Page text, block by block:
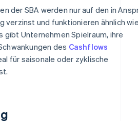
der SBA werden nur auf den in
verzinst und funktionieren ähnlich
gibt Unternehmen Spielraum, ihre
des Cashflows
für saisonale oder zyklische